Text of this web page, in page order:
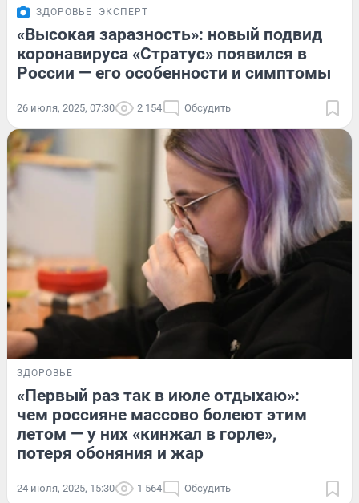
ЗДОРОВЬЕ ЭКСПЕРТ
«Высокая заразность»: новый подвид
коронавируса «Стратус» появился в
России — его особенности и симптомы
26 июля, 2025, 07:30 2 154 Обсудить
ЗДОРОВЬЕ
«Первый раз так в июле отдыхаю»:
чем россияне массово болеют этим
летом — у них «кинжал в горле»,
потеря обоняния и жар
24 июля, 2025, 15:30 1 564 Обсудить